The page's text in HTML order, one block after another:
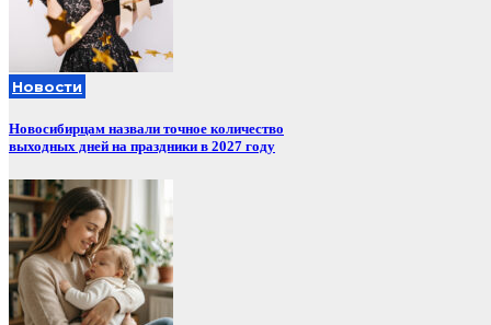
Новости
Новосибирцам назвали точное количество
выходных дней на праздники в 2027 году